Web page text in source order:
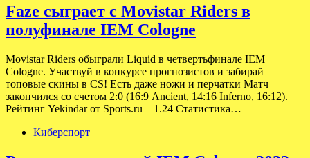
Faze сыграет с Movistar Riders в
полуфинале IEM Cologne
Movistar Riders обыграли Liquid в четвертьфинале IEM
Cologne. Участвуй в конкурсе прогнозистов и забирай
топовые скины в CS! Есть даже ножи и перчатки Матч
закончился со счетом 2:0 (16:9 Ancient, 14:16 Inferno, 16:12).
Рейтинг Yekindar от Sports.ru – 1.24 Статистика…
Киберспорт